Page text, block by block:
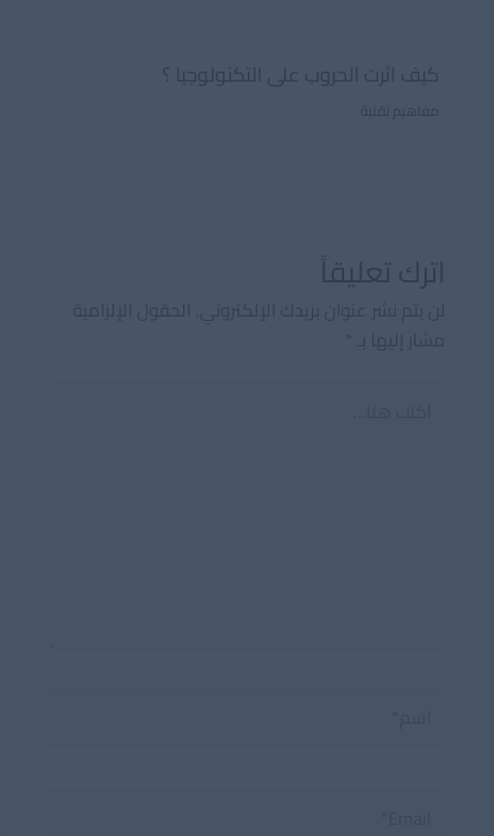
كيف اثرت الحروب على التكنولوجيا ؟
مفاهيم تقنية
اترك تعليقاً